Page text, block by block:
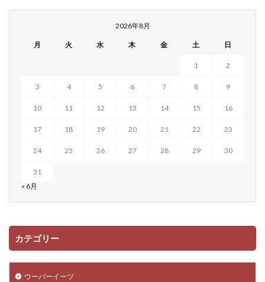
2026年8月
月 火 水 木 金 土 日
1 2
3 4 5 6 7 8 9
10 11 12 13 14 15 16
17 18 19 20 21 22 23
24 25 26 27 28 29 30
31
« 6月
カテゴリー
ウーバーイーツ